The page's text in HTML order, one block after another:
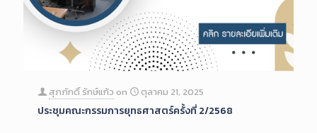
สุภภักดิ์ รักษ์แก้ว on ตุลาคม 21, 2025
ประชุมคณะกรรมการยุทธศาสตร์ครั้งที่ 2/2568